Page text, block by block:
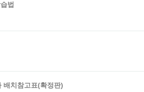
법
배치참고표(확정판)